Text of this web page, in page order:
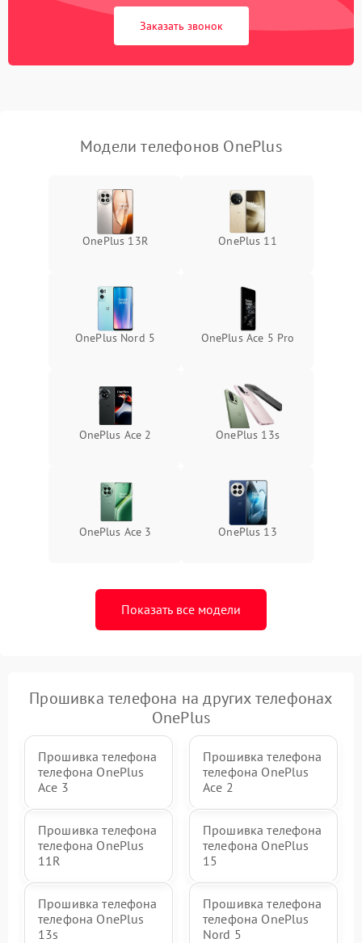
Заказать звонок
Модели телефонов OnePlus
OnePlus 13R OnePlus 11
OnePlus Nord 5 OnePlus Ace 5 Pro
OnePlus Ace 2 OnePlus 13s
OnePlus Ace 3 OnePlus 13
Показать все модели
Прошивка телефона на других телефонах
OnePlus
Прошивка телефона
телефона OnePlus
Ace 3
Прошивка телефона
телефона OnePlus
Ace 2
Прошивка телефона
телефона OnePlus
11R
Прошивка телефона
телефона OnePlus
15
Прошивка телефона
телефона OnePlus
13s
Прошивка телефона
телефона OnePlus
Nord 5